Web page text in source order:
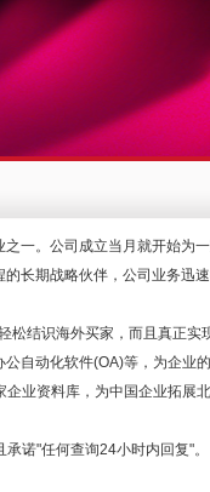
一。公司成立当月就开始为
长期战略伙伴，公司业务迅
松结识海外买家，而且真正实
自动化软件(OA)等，为企业
业资料库，为中国企业拓展
诺"任何查询24小时内回复"。